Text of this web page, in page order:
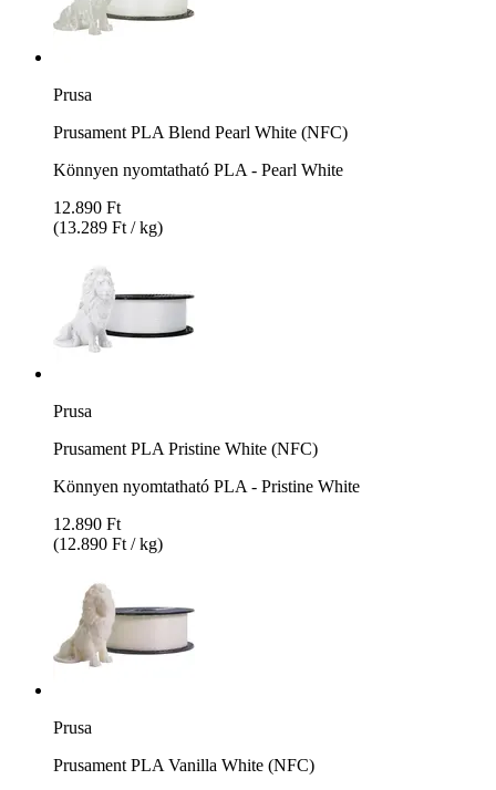
Prusa
Prusament PLA Blend Pearl White (NFC)
Könnyen nyomtatható PLA - Pearl White
12.890 Ft
(13.289 Ft / kg)
Prusa
Prusament PLA Pristine White (NFC)
Könnyen nyomtatható PLA - Pristine White
12.890 Ft
(12.890 Ft / kg)
Prusa
Prusament PLA Vanilla White (NFC)